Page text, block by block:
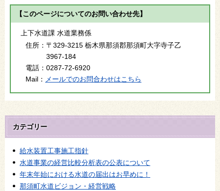
【このページについてのお問い合わせ先】
上下水道課 水道業務係
住所： 〒329-3215 栃木県那須郡那須町大字寺子乙
3967-184
電話： 0287-72-6920
Mail： メールでのお問合わせはこちら
カテゴリー
給水装置工事施工指針
水道事業の経営比較分析表の公表について
年末年始における水道の届出はお早めに！
那須町水道ビジョン・経営戦略